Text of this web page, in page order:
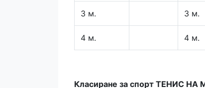
3 м. 3 м.
4 м. 4 м.
Класиране за спорт ТЕНИС НА